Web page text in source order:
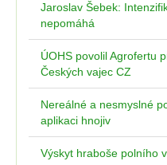
Jaroslav Šebek:
nepomáhá
ÚOHS povolil Agrofertu
Českých vajec CZ
Nereálné a nesmyslné
aplikaci hnojiv
Výskyt hraboše polního